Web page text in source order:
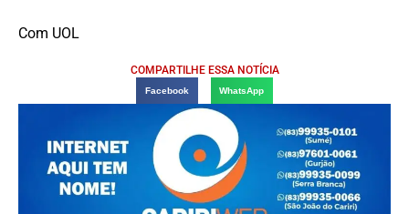
Com UOL
COMPARTILHE ESSA NOTÍCIA
Facebook WhatsApp